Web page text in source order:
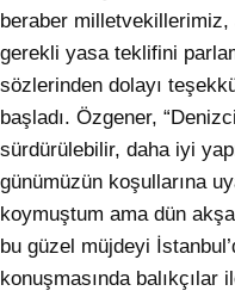
beraber milletvekillerimiz,
gerekli yasa teklifini
sözlerinden dolayı
başladı. Özgener,
sürdürülebilir, daha iyi
günümüzün koşullarına
koymuştum ama dün
bu güzel müjdeyi
konuşmasında balıkçılar